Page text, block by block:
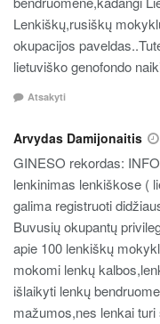
Lenkiškų,rusiškų
okupacijos
lietuviško genofondo
Atsakyti
Arvydas Damijonaitis
GINESO rekordas:
lenkinimas lenkiškose (
galima registruoti
Buvusių okupantų
apie 100 lenkiškų
mokomi lenkų
išlaikyti lenkų
mažumos,nes lenkai